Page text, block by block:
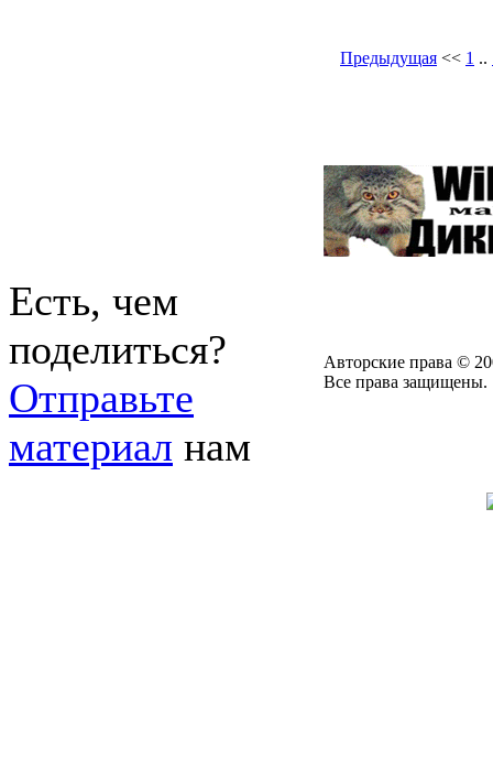
Предыдущая << 1 ..
Есть, чем
поделиться?
Отправьте
материал нам
Авторские права ©
Все права защищены.